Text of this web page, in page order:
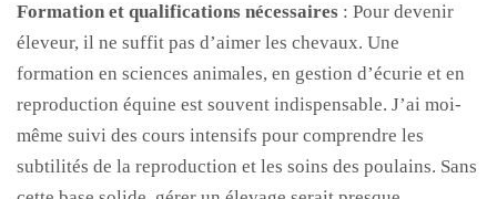
Formation et qualifications nécessaires : Pour devenir
éleveur, il ne suffit pas d’aimer les chevaux. Une
formation en sciences animales, en gestion d’écurie et en
reproduction équine est souvent indispensable. J’ai moi-
même suivi des cours intensifs pour comprendre les
subtilités de la reproduction et les soins des poulains. Sans